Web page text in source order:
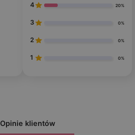
4 20%
3 0%
2 0%
1 0%
Opinie klientów